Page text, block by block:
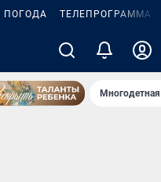
ПОГОДА ТЕЛЕПРОГРАММА